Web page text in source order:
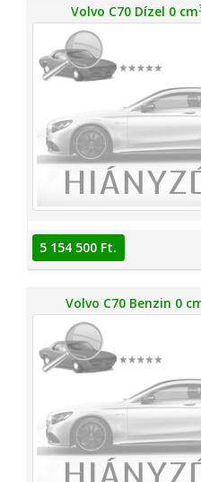
Volvo C70 Dízel 0 cm
5 154 500 Ft.
Volvo C70 Benzin 0